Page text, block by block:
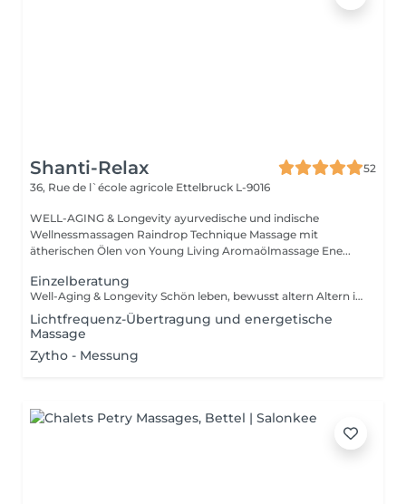
Shanti-Relax
52
36, Rue de l`école agricole Ettelbruck L-9016
WELL-AGING & Longevity ayurvedische und indische
Wellnessmassagen Raindrop Technique Massage mit
ätherischen Ölen von Young Living Aromaölmassage Ene...
Einzelberatung
Well-Aging & Longevity Schön leben, bewusst altern Altern ist kein Rückschritt es ist ein natürlicher Wandel, den wir mit Achtsamkeit und Lebensfreude gestalten können. Well-Aging bedeutet, den eigenen Körper zu verstehen, ihn zu unterstützen und mit ihm in Harmonie zu leben Tag für Tag, Jahr für Jahr. Dein Weg beginnt hier Ob du erste Zeichen der Hautalterung spürst, deinen Schlaf verbessern möchtest oder einfach mehr Energie im Alltag suchst Ich begleite dich mit Herz, Wissen und maßgeschneiderten Lösungen. Denn die besten Jahre sind nicht vorbei sie beginnen genau jetzt.
Lichtfrequenz-Übertragung und energetische
Massage
Zytho - Messung